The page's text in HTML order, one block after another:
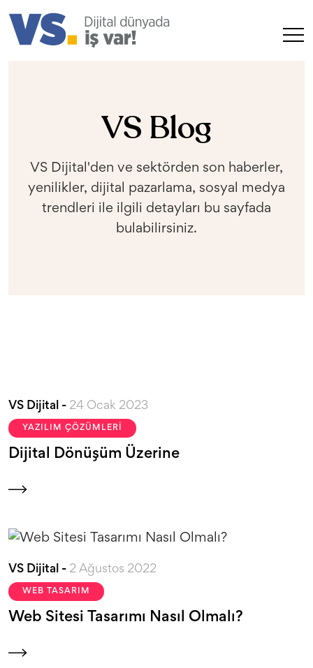
VS Blog
VS Dijital'den ve sektörden son haberler,
yenilikler, dijital pazarlama, sosyal medya
trendleri ile ilgili detayları bu sayfada
bulabilirsiniz.
VS Dijital - 24 Ocak 2023
YAZILIM ÇÖZÜMLERI
Dijital Dönüşüm Üzerine
VS Dijital - 2 Ağustos 2022
WEB TASARIM
Web Sitesi Tasarımı Nasıl Olmalı?